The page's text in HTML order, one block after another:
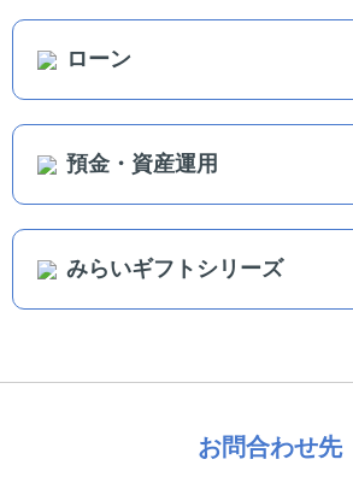
ローン
預金・資産運用
みらいギフトシリーズ
お問合わせ先